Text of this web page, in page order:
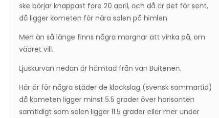
ske börjar knappast före 20 april, och då är det för sent,
då ligger kometen för nära solen på himlen.
Men än så länge finns några morgnar att vinka på, om
vädret vill.
Ljuskurvan nedan är hämtad från van Buitenen.
Här är för några städer de klockslag (svensk sommartid)
då kometen ligger minst 5.5 grader över horisonten
samtidigt som solen ligger 11.5 grader eller mer under